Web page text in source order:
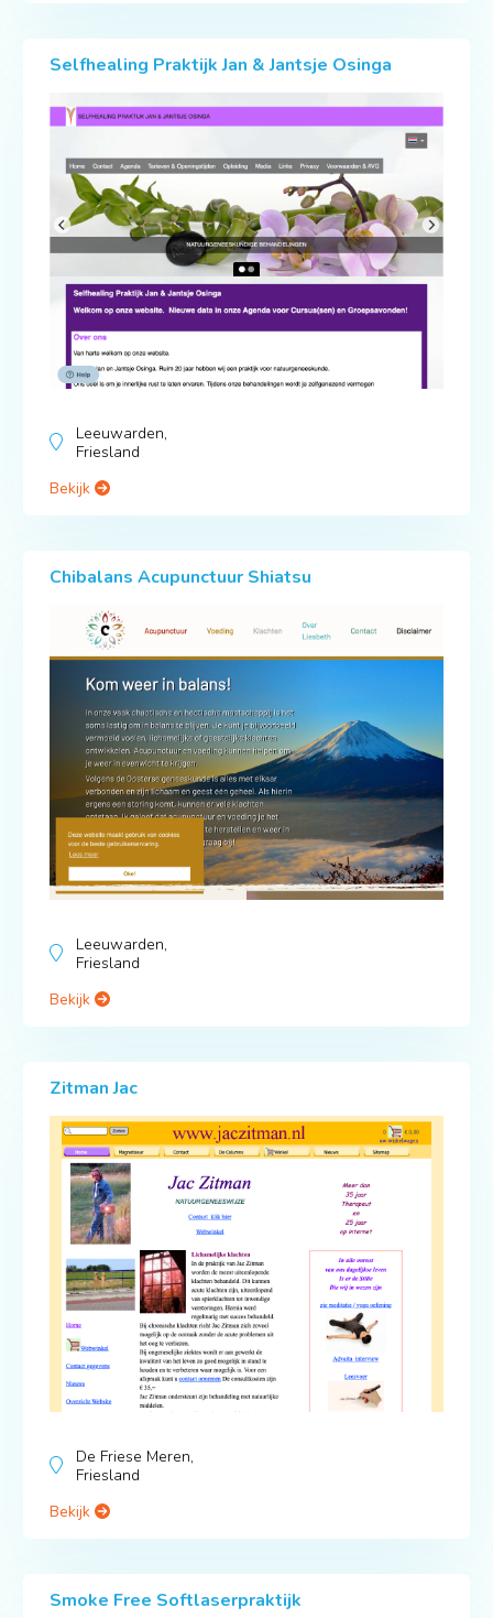
Selfhealing Praktijk Jan & Jantsje Osinga
Leeuwarden,
Friesland
Bekijk
Chibalans Acupunctuur Shiatsu
Leeuwarden,
Friesland
Bekijk
Zitman Jac
De Friese Meren,
Friesland
Bekijk
Smoke Free Softlaserpraktijk